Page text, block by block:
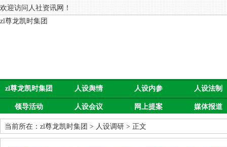
欢迎访问人社资讯网！
zl尊龙凯时集团
zl尊龙凯时集团 人设舆情 人设内参 人设法制
领导活动 人设会议 网上提案 媒体报道
当前所在： zl尊龙凯时集团 > 人设调研 > 正文